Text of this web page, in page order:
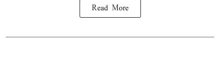
Read More